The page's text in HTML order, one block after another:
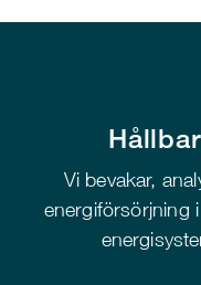
Vi bevakar,
energiförsörjning